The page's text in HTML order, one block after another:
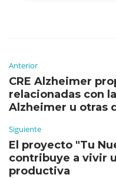
Anterior
CRE Alzheimer
relacionadas con
Alzheimer u otras
Siguiente
El proyecto "Tu
contribuye a vivir
productiva